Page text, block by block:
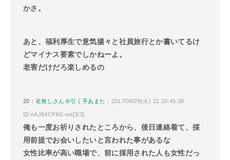
かさ。
あと、福利厚生で意気揚々と社員旅行とか書いてるけ
どマイナス要素でしかねーよ。
老害だけだろ楽しめるの
20：名無しさん＠引く手あまた ：2017/08/29(火) 21:20:45.08
ID:nAJ54CPK0.net[3/3]
俺も一度お祈りされたところから、後日連絡着て、採
用前提でお会いしたいと言われた事があるな
女性比率が高い職場で、前に採用された人も女性だっ